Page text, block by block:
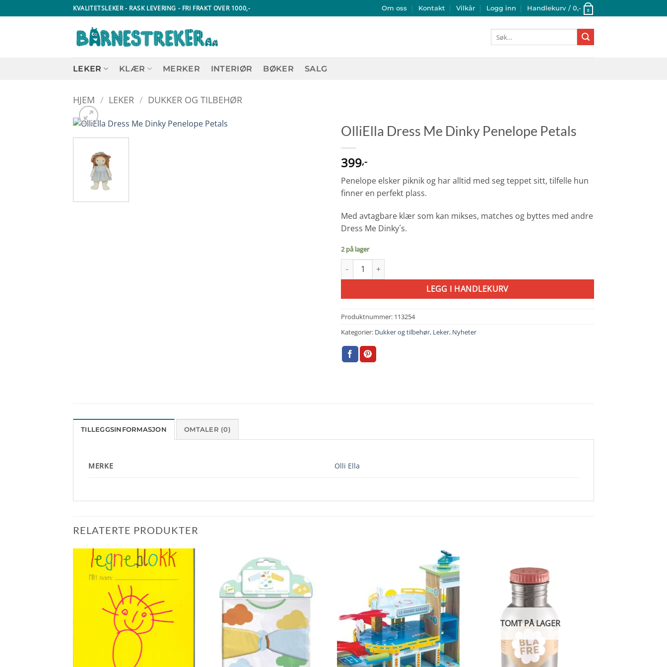
to
KVALITETSLEKER - RASK LEVERING - FRI FRAKT OVER 1000,- Om oss Kontakt Vilkår Logg inn Handlekurv / 0,- 0
etter:
LEKER KLÆR MERKER INTERIØR BØKER SALG
HJEM / LEKER / DUKKER OG TILBEHØR
OlliElla Dress Me Dinky Penelope Petals
399,-
Penelope elsker piknik og har alltid med seg teppet sitt, tilfelle hun
finner en perfekt plass.
Med avtagbare klær som kan mikses, matches og byttes med andre
Dress Me Dinky´s.
2 på lager
OlliElla Dress Me Dinky Penelope Petals antall
LEGG I HANDLEKURV
Produktnummer: 113254
Kategorier: Dukker og tilbehør, Leker, Nyheter
TILLEGGSINFORMASJON OMTALER (0)
MERKE Olli Ella
RELATERTE PRODUKTER
TOMT PÅ LAGER